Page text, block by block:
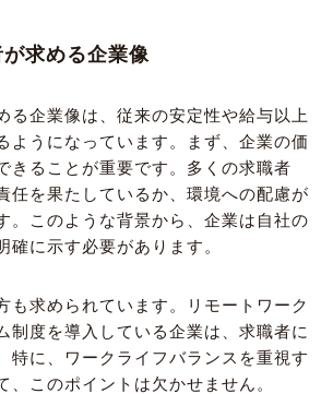
求める企業像
る企業像は、従来の安定性や給与以上
ようになっています。まず、企業の価
きることが重要です。多くの求職者
任を果たしているか、環境への配慮が
。このような背景から、企業は自社の
確に示す必要があります。
も求められています。リモートワーク
制度を導入している企業は、求職者に
特に、ワークライフバランスを重視す
、このポイントは欠かせません。